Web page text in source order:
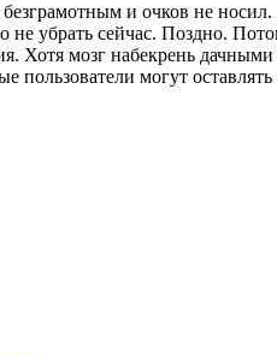
и очков не
убрать сейчас. Поздно.
Хотя мозг набекрень
пользователи могут